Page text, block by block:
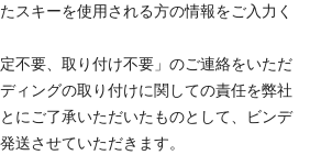
スキーを使用される方の情報をご入力く
不要、取り付け不要」のご連絡をいただ
ィングの取り付けに関しての責任を弊社
にご了承いただいたものとして、ビンデ
送させていただきます。